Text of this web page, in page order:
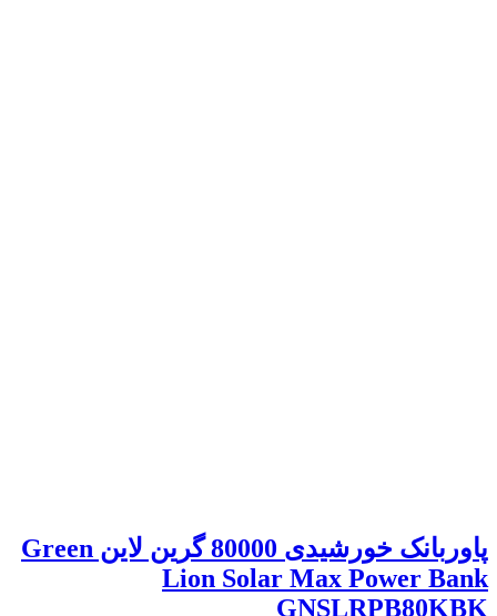
پاوربانک خورشیدی 80000 گرین لاین Green
Lion Solar Max Power Bank
GNSLRPB80KBK